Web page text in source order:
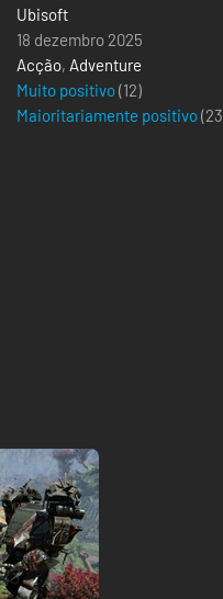
Entertainment – A Ubisoft
Ubisoft
18 dezembro 2025
Acção, Adventure
Muito positivo(12)
Maioritariamente positivo(